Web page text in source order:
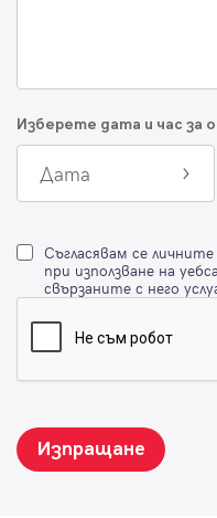
Изберете дата и час за
Дата
Съгласявам се
при използване на
свързаните с него
Изпращане